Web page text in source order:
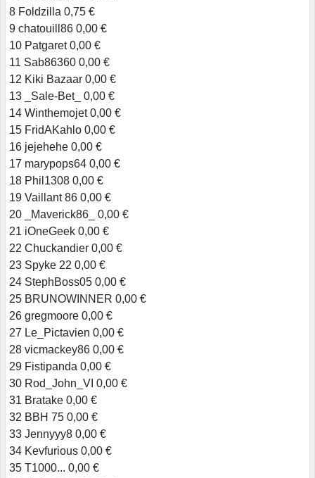
8 Foldzilla 0,75 €
9 chatouill86 0,00 €
10 Patgaret 0,00 €
11 Sab86360 0,00 €
12 Kiki Bazaar 0,00 €
13 _Sale-Bet_ 0,00 €
14 Winthemojet 0,00 €
15 FridAKahlo 0,00 €
16 jejehehe 0,00 €
17 marypops64 0,00 €
18 Phil1308 0,00 €
19 Vaillant 86 0,00 €
20 _Maverick86_ 0,00 €
21 iOneGeek 0,00 €
22 Chuckandier 0,00 €
23 Spyke 22 0,00 €
24 StephBoss05 0,00 €
25 BRUNOWINNER 0,00 €
26 gregmoore 0,00 €
27 Le_Pictavien 0,00 €
28 vicmackey86 0,00 €
29 Fistipanda 0,00 €
30 Rod_John_VI 0,00 €
31 Bratake 0,00 €
32 BBH 75 0,00 €
33 Jennyyy8 0,00 €
34 Kevfurious 0,00 €
35 T1000... 0,00 €